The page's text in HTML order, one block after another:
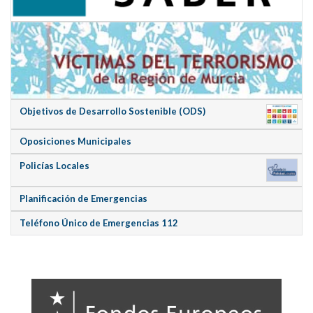
Objetivos de Desarrollo Sostenible (ODS)
Oposiciones Municipales
Policías Locales
Planificación de Emergencias
Teléfono Único de Emergencias 112